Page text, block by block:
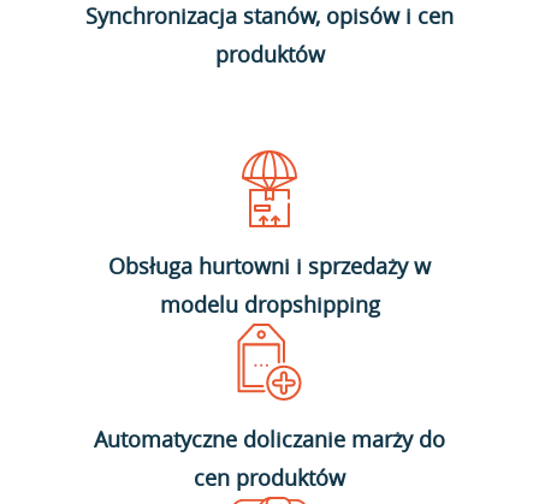
Synchronizacja stanów, opisów i cen
produktów
Obsługa hurtowni i sprzedaży w
modelu dropshipping
Automatyczne doliczanie marży do
cen produktów